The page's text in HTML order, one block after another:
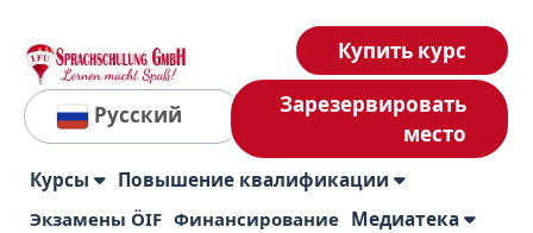
Русский
Купить курс
Зарезервировать
место
Курсы Повышение квалификации
Экзамены ÖIF Финансирование Медиатека